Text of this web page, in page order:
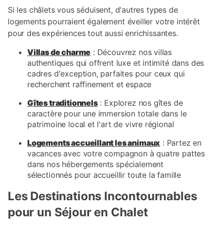
Si les châlets vous séduisent, d'autres types de
logements pourraient également éveiller votre intérêt
pour des expériences tout aussi enrichissantes.
Villas de charme : Découvrez nos villas
authentiques qui offrent luxe et intimité dans des
cadres d'exception, parfaites pour ceux qui
recherchent raffinement et espace
Gîtes traditionnels: Explorez nos gîtes de
caractère pour une immersion totale dans le
patrimoine local et l'art de vivre régional
Logements accueillant les animaux : Partez en
vacances avec votre compagnon à quatre pattes
dans nos hébergements spécialement
sélectionnés pour accueillir toute la famille
Les Destinations Incontournables
pour un Séjour en Chalet